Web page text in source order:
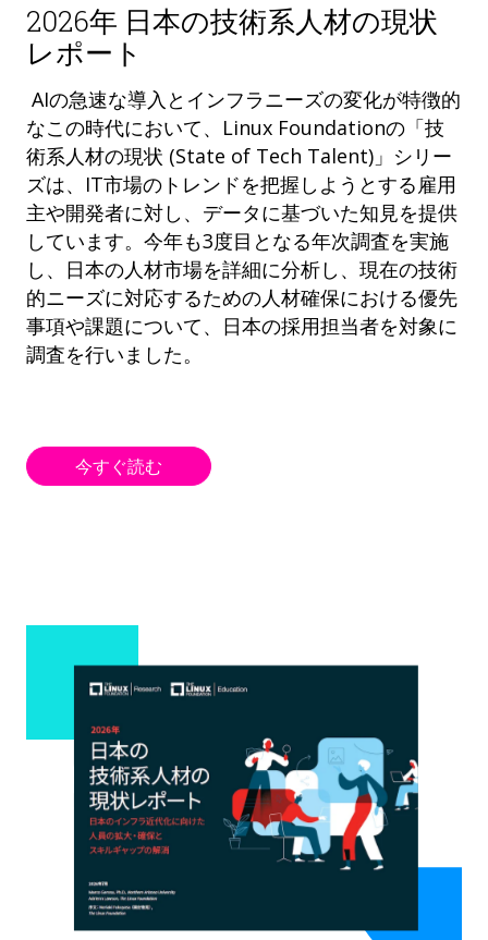
2026年 日本の技術系人材の現状
レポート
AIの急速な導入とインフラニーズの変化が特徴的
なこの時代において、Linux Foundationの「技
術系人材の現状 (State of Tech Talent)」シリー
ズは、IT市場のトレンドを把握しようとする雇用
主や開発者に対し、データに基づいた知見を提供
しています。今年も3度目となる年次調査を実施
し、日本の人材市場を詳細に分析し、現在の技術
的ニーズに対応するための人材確保における優先
事項や課題について、日本の採用担当者を対象に
調査を行いました。
今すぐ読む